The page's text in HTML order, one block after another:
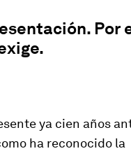
Por
ya cien años
ha reconocido la